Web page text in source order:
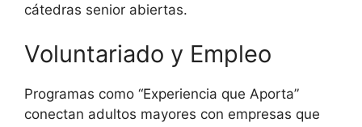
cátedras senior abiertas.
Voluntariado y Empleo
Programas como “Experiencia que Aporta”
conectan adultos mayores con empresas que